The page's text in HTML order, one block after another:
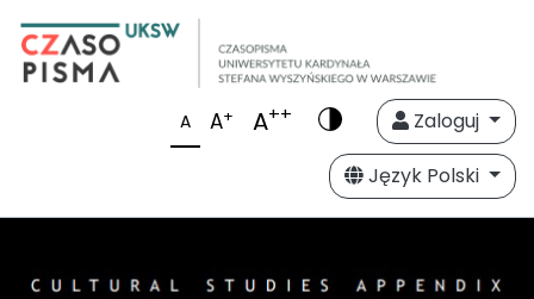
A A+ A++
Zaloguj
Język Polski